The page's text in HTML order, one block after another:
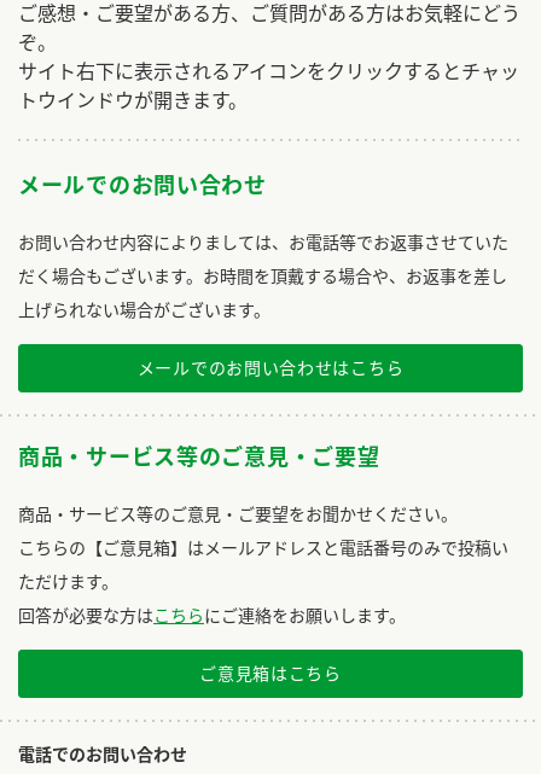
ご感想・ご要望がある方、ご質問がある方はお気軽にどう
ぞ。
サイト右下に表示されるアイコンをクリックするとチャッ
トウインドウが開きます。
メールでのお問い合わせ
お問い合わせ内容によりましては、お電話等でお返事させていた
だく場合もございます。お時間を頂戴する場合や、お返事を差し
上げられない場合がございます。
メールでのお問い合わせはこちら
商品・サービス等のご意見・ご要望
商品・サービス等のご意見・ご要望をお聞かせください。
こちらの【ご意見箱】はメールアドレスと電話番号のみで投稿い
ただけます。
回答が必要な方はこちらにご連絡をお願いします。
ご意見箱はこちら
電話でのお問い合わせ